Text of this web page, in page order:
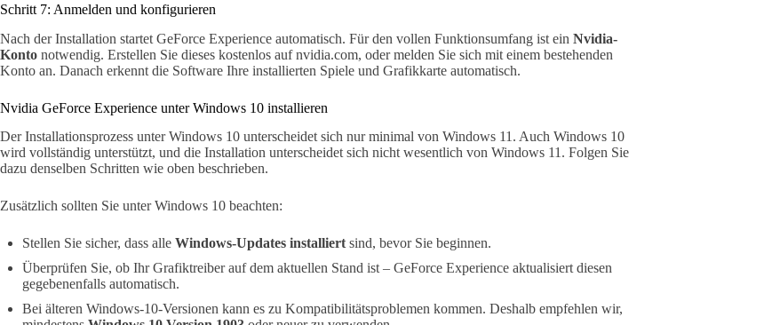
Schritt 7: Anmelden und konfigurieren
Nach der Installation startet GeForce Experience automatisch. Für den vollen Funktionsumfang ist ein Nvidia-
Konto notwendig. Erstellen Sie dieses kostenlos auf nvidia.com, oder melden Sie sich mit einem bestehenden
Konto an. Danach erkennt die Software Ihre installierten Spiele und Grafikkarte automatisch.
Nvidia GeForce Experience unter Windows 10 installieren
Der Installationsprozess unter Windows 10 unterscheidet sich nur minimal von Windows 11. Auch Windows 10
wird vollständig unterstützt, und die Installation unterscheidet sich nicht wesentlich von Windows 11. Folgen Sie
dazu denselben Schritten wie oben beschrieben.
Zusätzlich sollten Sie unter Windows 10 beachten:
Stellen Sie sicher, dass alle Windows-Updates installiert sind, bevor Sie beginnen.
Überprüfen Sie, ob Ihr Grafiktreiber auf dem aktuellen Stand ist – GeForce Experience aktualisiert diesen
gegebenenfalls automatisch.
Bei älteren Windows-10-Versionen kann es zu Kompatibilitätsproblemen kommen. Deshalb empfehlen wir,